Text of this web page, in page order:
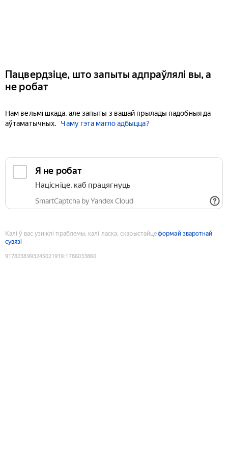
Пацвердзіце, што запыты адпраўлялі вы, а
не робат
Нам вельмі шкада, але запыты з вашай прылады падобныя да
аўтаматычных.
Чаму гэта магло адбыцца?
Я не робат
Націсніце, каб працягнуць
SmartCaptcha by Yandex Cloud
Калі ў вас узніклі праблемы, калі ласка, скарыстайцеформай зваротнай
сувязі
9178238993245021919:1786033860